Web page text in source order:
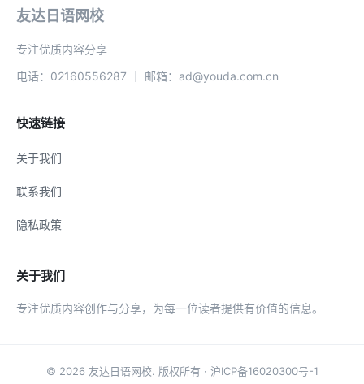
友达日语网校
专注优质内容分享
电话：02160556287 ｜ 邮箱：ad@youda.com.cn
快速链接
关于我们
联系我们
隐私政策
关于我们
专注优质内容创作与分享，为每一位读者提供有价值的信息。
© 2026 友达日语网校. 版权所有 · 沪ICP备16020300号-1